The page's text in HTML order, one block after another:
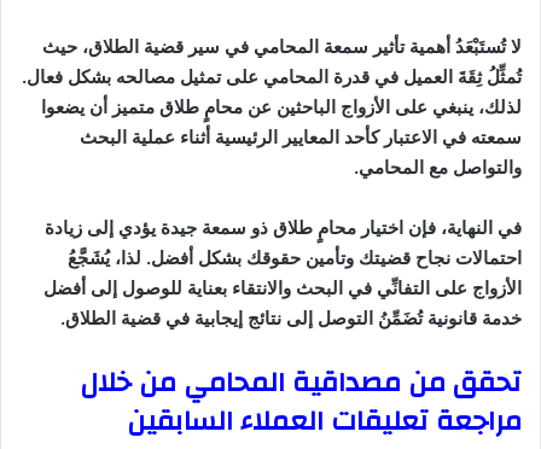
لا تُستَبْعَدُ أهمية تأثير سمعة المحامي في سير قضية الطلاق، حيث
تُمثِّلُ ثِقَةَ العميل في قدرة المحامي على تمثيل مصالحه بشكل فعال.
لذلك، ينبغي على الأزواج الباحثين عن محامٍ طلاق متميز أن يضعوا
سمعته في الاعتبار كأحد المعايير الرئيسية أثناء عملية البحث
والتواصل مع المحامي.
في النهاية، فإن اختيار محامٍ طلاق ذو سمعة جيدة يؤدي إلى زيادة
احتمالات نجاح قضيتك وتأمين حقوقك بشكل أفضل. لذا، يُشَجَّعُ
الأزواج على التفانِّي في البحث والانتقاء بعناية للوصول إلى أفضل
خدمة قانونية تُضَمِّنُ التوصل إلى نتائج إيجابية في قضية الطلاق.
تحقق من مصداقية المحامي من خلال
مراجعة تعليقات العملاء السابقين